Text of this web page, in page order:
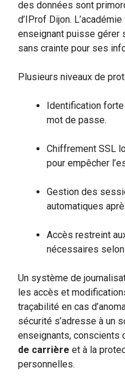
des données sont
d’IProf Dijon.
enseignant puisse gérer
sans crainte pour ses
Plusieurs niveaux de
Identification
mot de passe.
Chiffrement SSL
pour empêcher
Gestion des
automatiques
Accès restreint
nécessaires
Un système de
les accès et
traçabilité en cas
sécurité s’adresse à un
enseignants, conscients
de carrière et à la
personnelles.